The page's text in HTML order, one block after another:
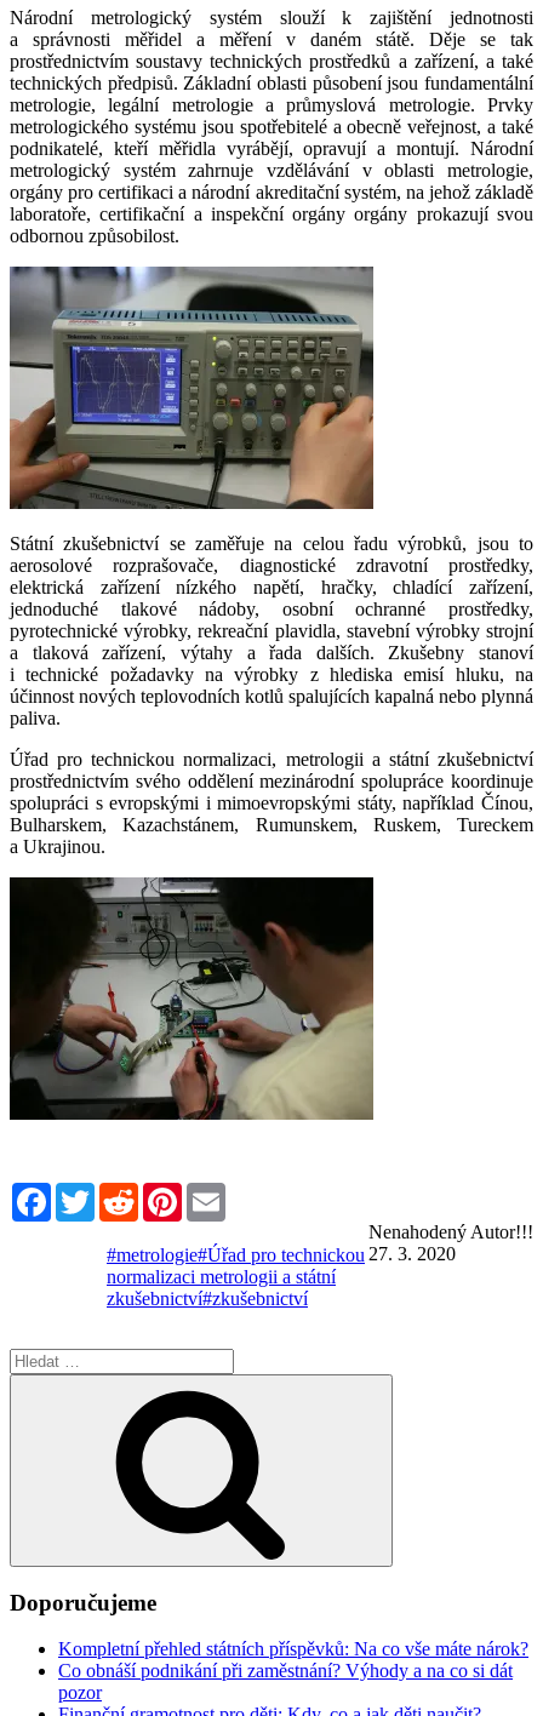
Národní metrologický systém slouží k zajištění jednotnosti
a správnosti měřidel a měření v daném státě. Děje se tak
prostřednictvím soustavy technických prostředků a zařízení, a také
technických předpisů. Základní oblasti působení jsou fundamentální
metrologie, legální metrologie a průmyslová metrologie. Prvky
metrologického systému jsou spotřebitelé a obecně veřejnost, a také
podnikatelé, kteří měřidla vyrábějí, opravují a montují. Národní
metrologický systém zahrnuje vzdělávání v oblasti metrologie,
orgány pro certifikaci a národní akreditační systém, na jehož základě
laboratoře, certifikační a inspekční orgány orgány prokazují svou
odbornou způsobilost.
Státní zkušebnictví se zaměřuje na celou řadu výrobků, jsou to
aerosolové rozprašovače, diagnostické zdravotní prostředky,
elektrická zařízení nízkého napětí, hračky, chladící zařízení,
jednoduché tlakové nádoby, osobní ochranné prostředky,
pyrotechnické výrobky, rekreační plavidla, stavební výrobky strojní
a tlaková zařízení, výtahy a řada dalších. Zkušebny stanoví
i technické požadavky na výrobky z hlediska emisí hluku, na
účinnost nových teplovodních kotlů spalujících kapalná nebo plynná
paliva.
Úřad pro technickou normalizaci, metrologii a státní zkušebnictví
prostřednictvím svého oddělení mezinárodní spolupráce koordinuje
spolupráci s evropskými i mimoevropskými státy, například Čínou,
Bulharskem, Kazachstánem, Rumunskem, Ruskem, Tureckem
a Ukrajinou.
FacebookTwitterRedditPinterest
Nenahodený Autor!!!
27. 3. 2020
#metrologie#Úřad pro technickou
normalizaci metrologii a státní
zkušebnictví#zkušebnictví
Hledat:
Doporučujeme
Kompletní přehled státních příspěvků: Na co vše máte nárok?
Co obnáší podnikání při zaměstnání? Výhody a na co si dát
pozor